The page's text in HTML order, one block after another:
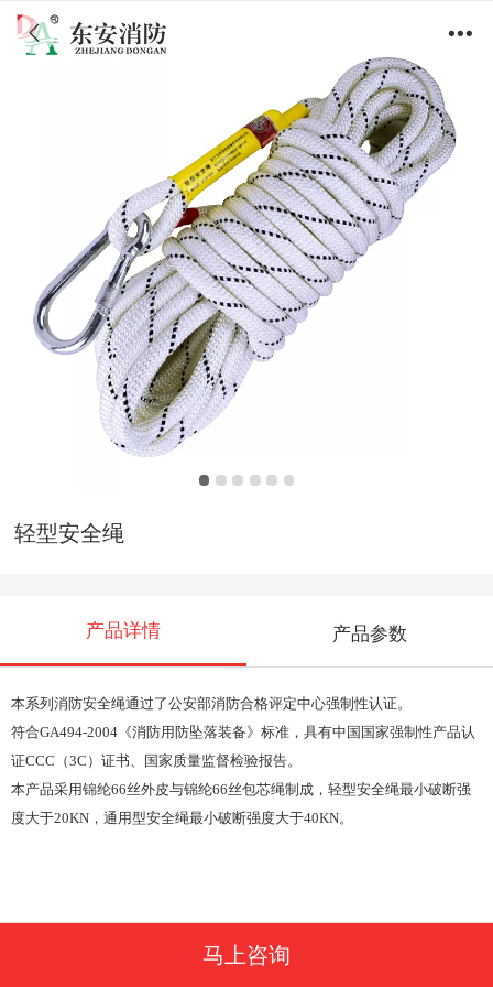
轻型安全绳
产品详情 产品参数
本系列消防安全绳通过了公安部消防合格评定中心强制性认证。
符合GA494-2004《消防用防坠落装备》标准，具有中国国家强制性产品认
证CCC（3C）证书、国家质量监督检验报告。
本产品采用锦纶66丝外皮与锦纶66丝包芯绳制成，轻型安全绳最小破断强
度大于20KN，通用型安全绳最小破断强度大于40KN。
马上咨询